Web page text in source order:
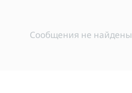
Сообщения не найдены